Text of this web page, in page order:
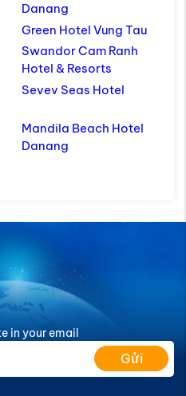
Danang
Green Hotel Vung Tau
Swandor Cam Ranh
Hotel & Resorts
Sevev Seas Hotel
Mandila Beach Hotel
Danang
in your email
Gửi